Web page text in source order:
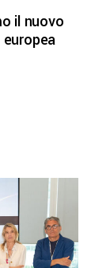
il nuovo